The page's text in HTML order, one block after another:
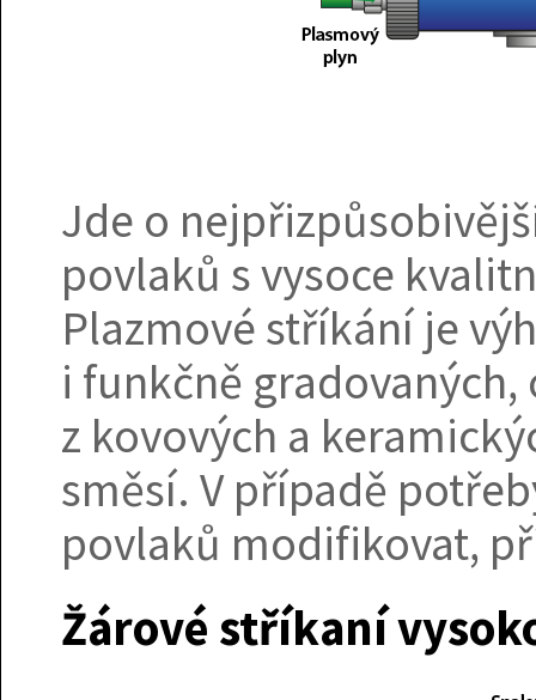
Jde o
povlaků s vysoce
Plazmové stříkání je
i funkčně
z kovových a
směsí. V případě
povlaků modifikovat,
Žárové stříkaní